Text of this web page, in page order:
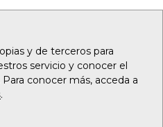
y de terceros para
servicio y conocer el
conocer más, acceda a
.